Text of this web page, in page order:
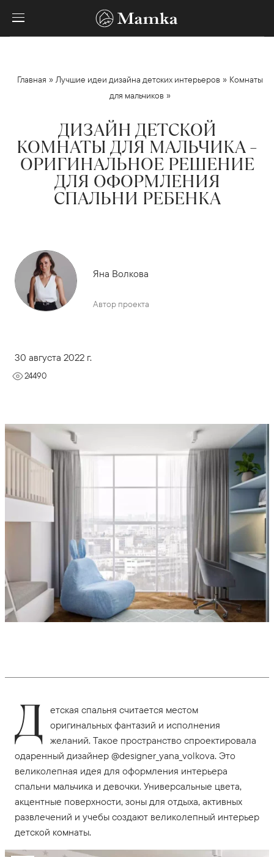
Главная »Лучшие идеи дизайна детских интерьеров » Комнаты
для мальчиков »
ДИЗАЙН ДЕТСКОЙ
КОМНАТЫ ДЛЯ МАЛЬЧИКА –
ОРИГИНАЛЬНОЕ РЕШЕНИЕ
ДЛЯ ОФОРМЛЕНИЯ
СПАЛЬНИ РЕБЕНКА
Яна Волкова
Автор проекта
30 августа 2022 г.
24490
Д етская спальня считается местом
оригинальных фантазий и исполнения
желаний. Такое пространство спроектировала
одаренный дизайнер @designer_yana_volkova. Это
великолепная идея для оформления интерьера
спальни мальчика и девочки. Универсальные цвета,
акцентные поверхности, зоны для отдыха, активных
развлечений и учебы создают великолепный интерьер
детской комнаты.